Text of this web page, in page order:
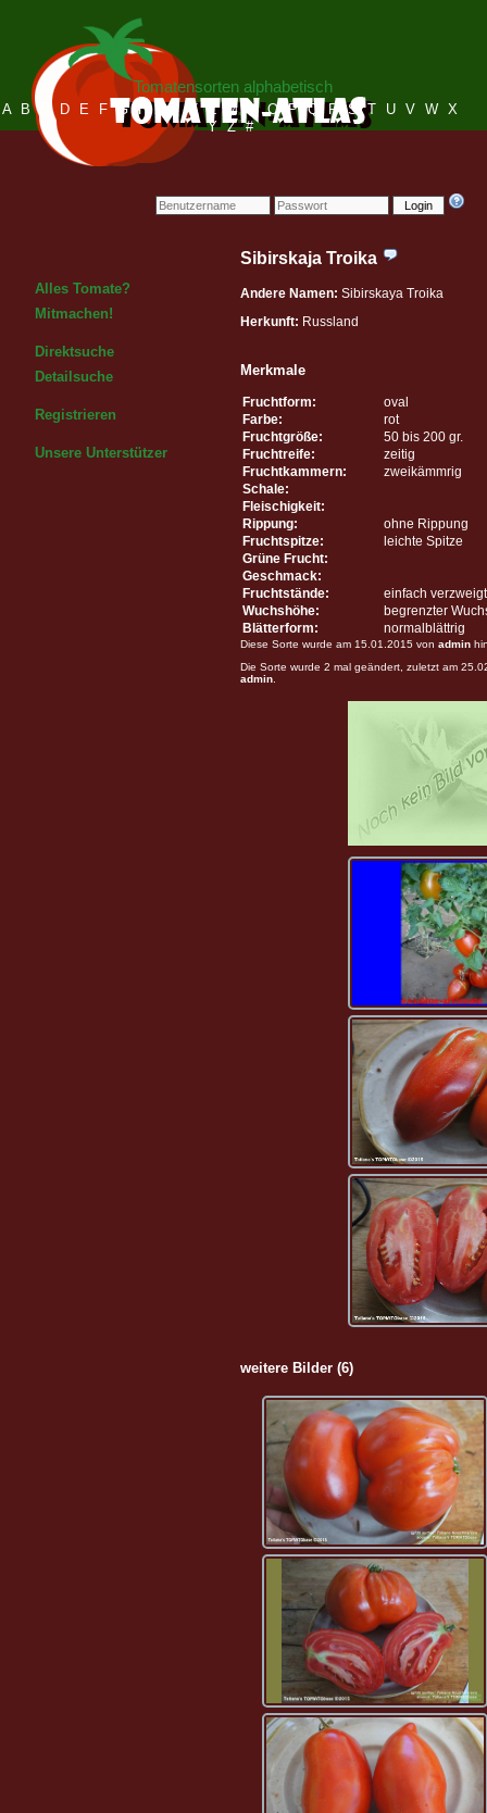
Login
Tomatensorten alphabetisch
A B C D E F G H I J K L M N O P Q R S T U V W X
Y Z #
Alles Tomate?
Mitmachen!
Direktsuche
Detailsuche
Registrieren
Unsere Unterstützer
Sibirskaja Troika
Andere Namen: Sibirskaya Troika
Herkunft: Russland
Merkmale
Fruchtform:
oval
Farbe:
rot
Fruchtgröße:
50 bis 200 gr.
Fruchtreife:
zeitig
Fruchtkammern:
zweikämmrig
Schale:
Fleischigkeit:
Rippung:
ohne Rippung
Fruchtspitze:
leichte Spitze
Grüne Frucht:
Geschmack:
Fruchtstände:
einfach verzweigt
Wuchshöhe:
begrenzter
Blätterform:
normalblättrig
Diese Sorte wurde am 15.01.2015 von admin
Die Sorte wurde 2 mal geändert, zuletzt am
admin
weitere Bilder (6)